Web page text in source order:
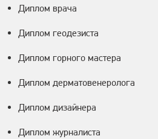
Диплом врача
Диплом геодезиста
Диплом горного мастера
Диплом дерматовенеролога
Диплом дизайнера
Диплом журналиста